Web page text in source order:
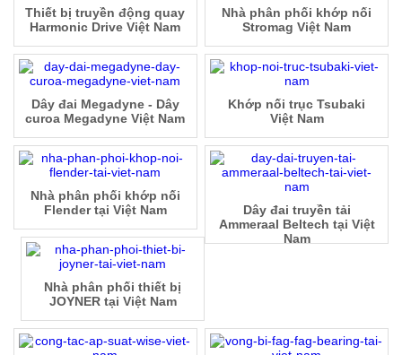
Nhà phân phối khớp nối
Stromag Việt Nam
Thiết bị truyền động quay
Harmonic Drive Việt Nam
Khớp nối trục Tsubaki
Việt Nam
Dây đai Megadyne - Dây
curoa Megadyne Việt Nam
Dây đai truyền tải
Ammeraal Beltech tại Việt
Nam
Nhà phân phối khớp nối
Flender tại Việt Nam
Nhà phân phối thiết bị
JOYNER tại Việt Nam